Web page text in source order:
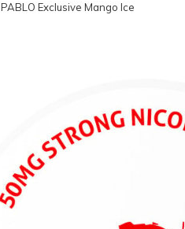
PABLO Exclusive Mango Ice